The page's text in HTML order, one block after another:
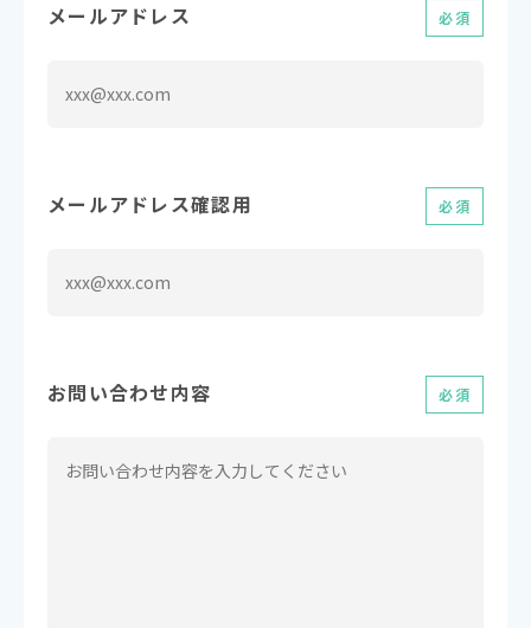
メールアドレス 必須
メールアドレス確認用 必須
お問い合わせ内容 必須